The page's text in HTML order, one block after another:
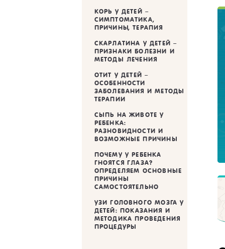
КОРЬ У ДЕТЕЙ –
СИМПТОМАТИКА,
ПРИЧИНЫ, ТЕРАПИЯ
СКАРЛАТИНА У ДЕТЕЙ –
ПРИЗНАКИ БОЛЕЗНИ И
МЕТОДЫ ЛЕЧЕНИЯ
ОТИТ У ДЕТЕЙ –
ОСОБЕННОСТИ
ЗАБОЛЕВАНИЯ И МЕТОДЫ
ТЕРАПИИ
СЫПЬ НА ЖИВОТЕ У
РЕБЕНКА:
РАЗНОВИДНОСТИ И
ВОЗМОЖНЫЕ ПРИЧИНЫ
ПОЧЕМУ У РЕБЕНКА
ГНОЯТСЯ ГЛАЗА?
ОПРЕДЕЛЯЕМ ОСНОВНЫЕ
ПРИЧИНЫ
САМОСТОЯТЕЛЬНО
УЗИ ГОЛОВНОГО МОЗГА У
ДЕТЕЙ: ПОКАЗАНИЯ И
МЕТОДИКА ПРОВЕДЕНИЯ
ПРОЦЕДУРЫ